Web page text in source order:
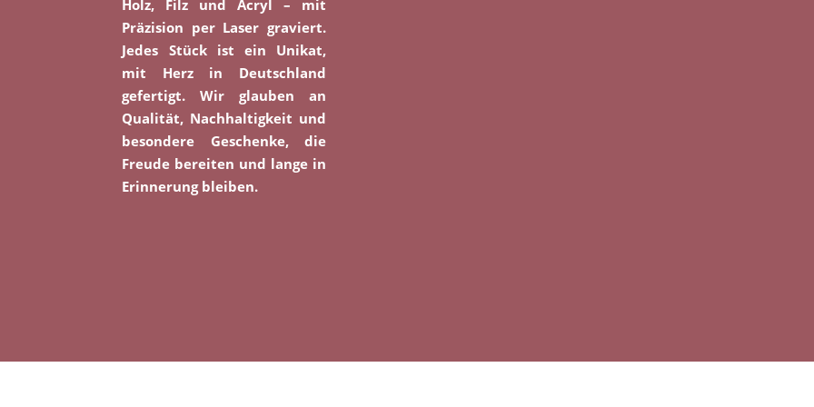
Holz, Filz und Acryl – mit
Präzision per Laser graviert.
Jedes Stück ist ein Unikat,
mit Herz in Deutschland
gefertigt. Wir glauben an
Qualität, Nachhaltigkeit und
besondere Geschenke, die
Freude bereiten und lange in
Erinnerung bleiben.